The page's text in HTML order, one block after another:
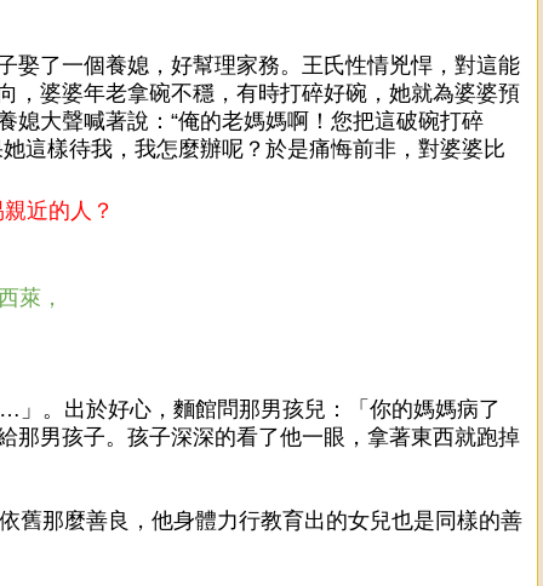
娶了一個養媳，好幫理家務。王氏性情兇悍，對這能
，婆婆年老拿碗不穩，有時打碎好碗，她就為婆婆預
大聲喊著說：“俺的老媽媽啊！您把這破碗打碎
這樣待我，我怎麼辦呢？於是痛悔前非，對婆婆比
近的人？
萊，
。出於好心，麵館問那男孩兒：「你的媽媽病了
那男孩子。孩子深深的看了他一眼，拿著東西就跑掉
舊那麼善良，他身體力行教育出的女兒也是同樣的善